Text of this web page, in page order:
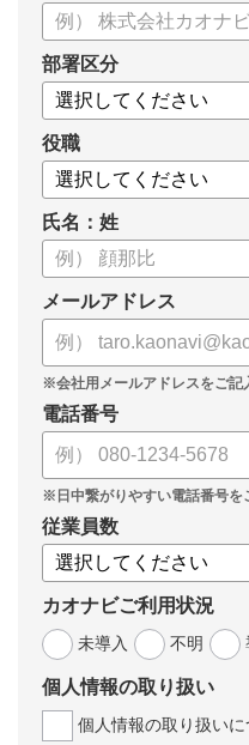
部署区分
役職
氏名：姓
メールアドレス
電話番号
従業員数
カオナビご利用状況
未導入
不明
個人情報の取り扱い
個人情報の取り扱いに